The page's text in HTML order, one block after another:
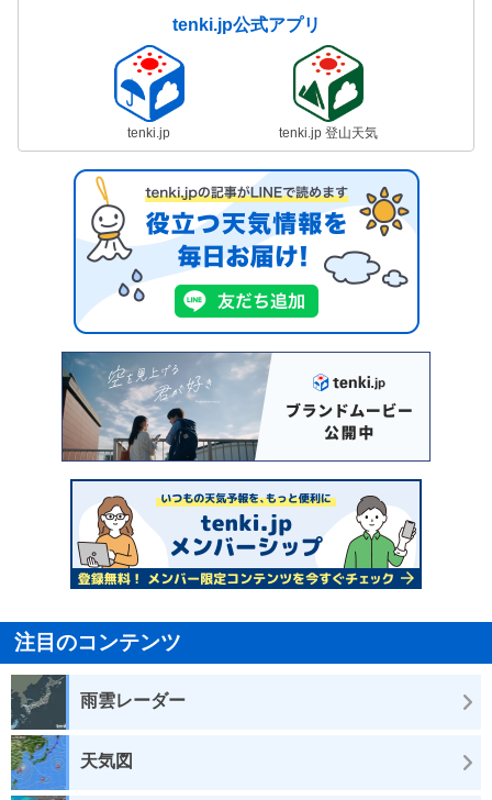
tenki.jp公式アプリ
tenki.jp tenki.jp 登山天気
注目のコンテンツ
雨雲レーダー
天気図